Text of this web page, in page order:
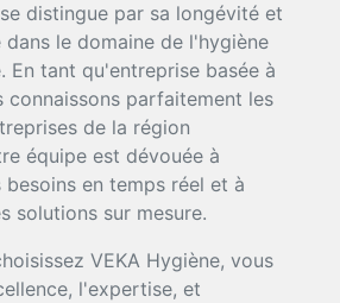
distingue par sa longévité et
dans le domaine de l'hygiène
En tant qu'entreprise basée à
connaissons parfaitement les
de la région
équipe est dévouée à
en temps réel et à
solutions sur mesure.
VEKA Hygiène, vous
l'expertise, et